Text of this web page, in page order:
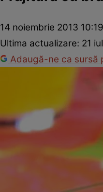
Mâncăruri rapideRețete cu
14 noiembrie 2013 10:19
Ultima actualizare: 21
Adaugă-ne ca sursă